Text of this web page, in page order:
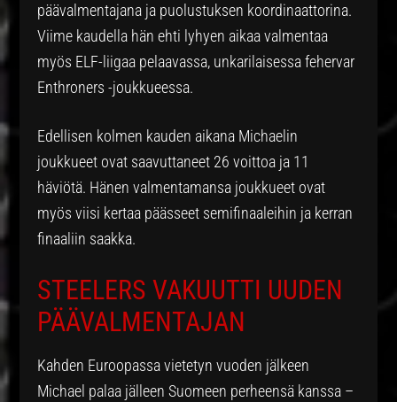
päävalmentajana ja puolustuksen koordinaattorina.
Viime kaudella hän ehti lyhyen aikaa valmentaa
myös ELF-liigaa pelaavassa, unkarilaisessa fehervar
Enthroners -joukkueessa.
Edellisen kolmen kauden aikana Michaelin
joukkueet ovat saavuttaneet 26 voittoa ja 11
häviötä. Hänen valmentamansa joukkueet ovat
myös viisi kertaa päässeet semifinaaleihin ja kerran
finaaliin saakka.
STEELERS VAKUUTTI UUDEN
PÄÄVALMENTAJAN
Kahden Euroopassa vietetyn vuoden jälkeen
Michael palaa jälleen Suomeen perheensä kanssa –